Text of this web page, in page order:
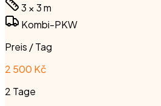
3 × 3m
Kombi-PKW
Preis / Tag
2 500 Kč
2 Tage